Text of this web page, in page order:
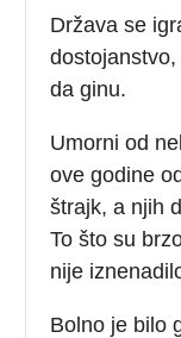
Država se
da ginu.
Umorni od
ove godine
štrajk, a njih
To što su
nije
Bolno je bilo